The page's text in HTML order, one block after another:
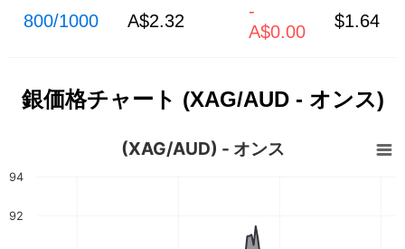
800/1000 A$2.32
-
A$0.00
$1.64
銀価格チャート (XAG/AUD - オンス)
(XAG/AUD) - オンス
92
94